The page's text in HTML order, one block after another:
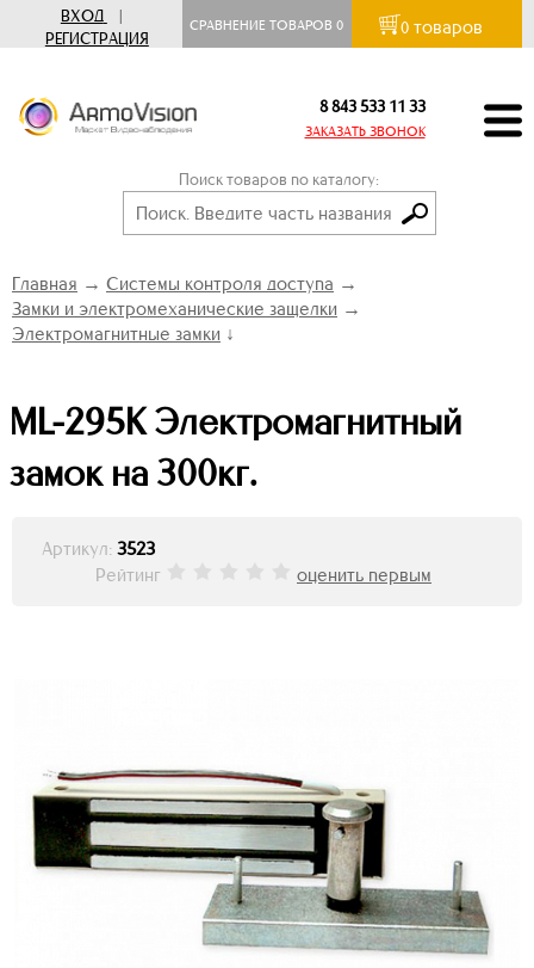
ВХОД
|
РЕГИСТРАЦИЯ
СРАВНЕНИЕ ТОВАРОВ0 0 товаров
8 843 533 11 33
ЗАКАЗАТЬ ЗВОНОК
Поиск товаров по каталогу:
Главная → Системы контроля доступа →
Замки и электромеханические защелки →
Электромагнитные замки ↓
ML-295K Электромагнитный
замок на 300кг.
Артикул: 3523
Рейтинг
оценить первым